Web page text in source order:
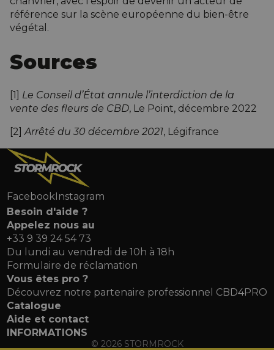
référence sur la scène européenne du bien-être
végétal.
Sources
[1] Le Conseil d’État annule l’interdiction de la
vente des fleurs de CBD, Le Point, décembre 2022
[2]Arrêté du 30 décembre 2021, Légifrance
FacebookInstagram
Besoin d'aide ?
Appelez nous au
+33 9 39 24 54 73
Du lundi au vendredi de 10h à 18h
Formulaire de réclamation
Vous êtes pro ?
Découvrez notre partenaire professionnel CBD4PRO
Catalogue
Aide et contact
INFORMATIONS
© 2026 STORMROCK